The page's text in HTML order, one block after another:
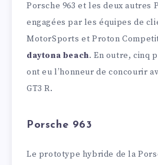
Porsche 963 et les deux autres
engagées par les équipes de
MotorSports et Proton
daytona beach. En outre, cinq
ont eu l’honneur de concourir
GT3 R.
Porsche 963
Le prototype hybride de la